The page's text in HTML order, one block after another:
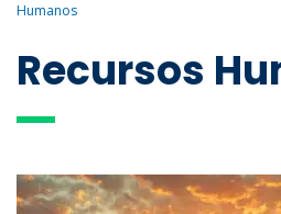
Humanos
Recursos